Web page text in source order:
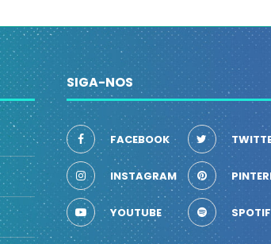
SIGA-NOS
FACEBOOK
INSTAGRAM
YOUTUBE